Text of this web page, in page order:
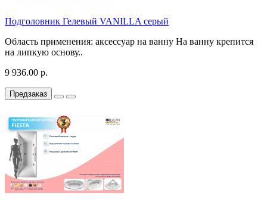
Подголовник Гелевый VANILLA серый
Область применения: аксессуар на ванну На ванну крепится
на липкую основу..
9 936.00 р.
Предзаказ